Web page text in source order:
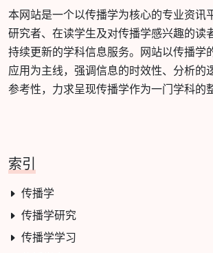
本网站是一个以传播学为核心的专业资讯
研究者、在读学生及对传播学感兴趣的读
持续更新的学科信息服务。网站以传播学
应用为主线，强调信息的时效性、分析的
参考性，力求呈现传播学作为一门学科的
索引
传播学
传播学研究
传播学学习